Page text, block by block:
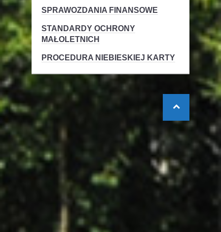
SPRAWOZDANIA FINANSOWE
STANDARDY OCHRONY
MAŁOLETNICH
PROCEDURA NIEBIESKIEJ KARTY